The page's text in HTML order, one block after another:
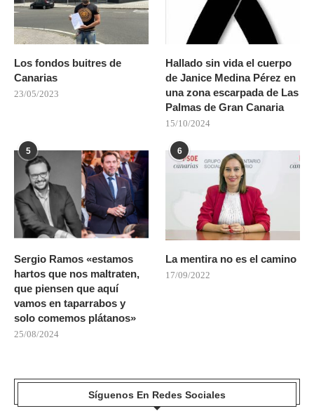
Los fondos buitres de
Canarias
23/05/2023
Hallado sin vida el cuerpo
de Janice Medina Pérez en
una zona escarpada de Las
Palmas de Gran Canaria
15/10/2024
5
Sergio Ramos «estamos
hartos que nos maltraten,
que piensen que aquí
vamos en taparrabos y
solo comemos plátanos»
25/08/2024
6
La mentira no es el camino
17/09/2022
Síguenos En Redes Sociales